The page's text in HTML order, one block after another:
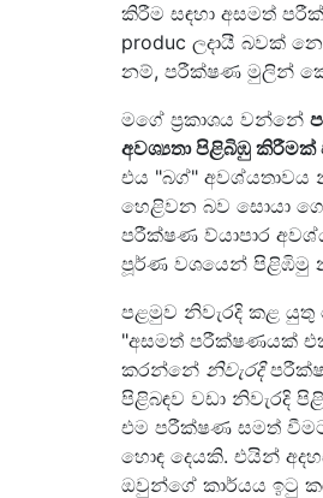
කිරීම සඳහා අසමත්
produc ලදායී බවක්
නම්, පරීක්ෂණ මුලින්
මගේ ප්‍රකාශය වන්නේ
අවශ්‍යතා පිළිබිඹු කිරීමක්
එය "බග්"
හෙළිවන බව සොයා
පරීක්ෂණ ව්යාපාර
පූර්ණ වශයෙන් පිළිඹිමු
පළමුව නිවැරදි කළ යුතු
"අසමත් පරීක්ෂණයක්
කරන්නේ නිවැරදි
පිළිබඳව වඩා නිවැරදි
එම පරීක්ෂණ සමත්
හොඳ දෙයකි. එයින්
ඔවුන්ගේ කාර්යය ඉටු